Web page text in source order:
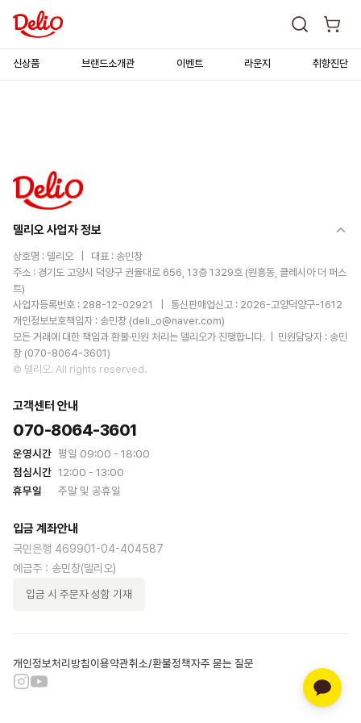
신상품 브랜드소개관 이벤트 라운지 취향진단
델리오 사업자 정보
상호명 : 델리오 | 대표 : 송민창
주소 : 경기도 고양시 덕양구 권율대로 656, 13층 1329호 (원흥동, 클레시아 더 퍼스
트)
사업자등록번호 : 288-12-02921 | 통신판매업신고 : 2026-고양덕양구-1612
개인정보보호책임자 : 송민창 (deli_o@naver.com)
모든 거래에 대한 책임과 환불·민원 처리는 델리오가 진행합니다. | 민원담당자 : 송민
창 (070-8064-3601)
© 델리오. All rights reserved.
고객센터 안내
070-8064-3601
운영시간 평일 09:00 - 18:00
점심시간 12:00 - 13:00
휴무일
주말 및 공휴일
입금 계좌안내
국민은행 469901-04-404587
예금주 : 송민창(델리오)
입금 시 주문자 성함 기재
개인정보처리방침이용약관취소/환불정책자주 묻는 질문